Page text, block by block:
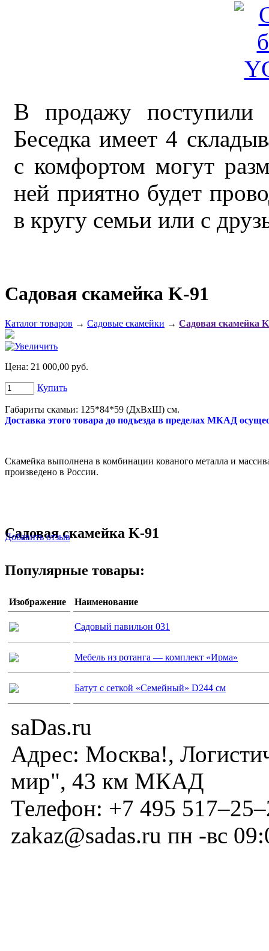
В продажу поступили
Беседка имеет 4
с комфортом могут
ней приятно будет
в кругу семьи или с
Садовая скамейка K-91
Каталог товаров → Садовые скамейки → Садовая скамейка
Цена: 21 000,00 руб.
Купить
Габариты скамьи: 125*84*59 (ДxВxШ) см.
Доставка этого товара до подъезда в пределах МКАД
Скамейка выполнена в комбинации кованого металла и
произведено в России.
Садовая скамейка K-91
Добавить отзыв
Популярные товары:
Изображение Наименование
Садовый павильон 031
Мебель из ротанга — комплект «Ирма»
Батут с сеткой «Семейный» D244 см
saDas.ru
Адрес: Москва!,
мир", 43 км МКАД
Телефон: +7 495
zakaz@sadas.ru пн -вс